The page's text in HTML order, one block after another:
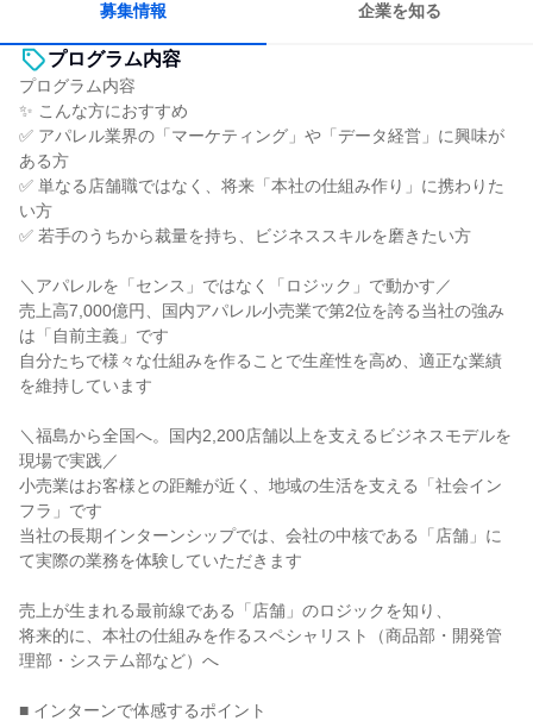
募集情報 企業を知る
プログラム内容
プログラム内容
✨ こんな方におすすめ
✅ アパレル業界の「マーケティング」や「データ経営」に興味が
ある方
✅ 単なる店舗職ではなく、将来「本社の仕組み作り」に携わりた
い方
✅ 若手のうちから裁量を持ち、ビジネススキルを磨きたい方
＼アパレルを「センス」ではなく「ロジック」で動かす／
売上高7,000億円、国内アパレル小売業で第2位を誇る当社の強み
は「自前主義」です
自分たちで様々な仕組みを作ることで生産性を高め、適正な業績
を維持しています
＼福島から全国へ。国内2,200店舗以上を支えるビジネスモデルを
現場で実践／
小売業はお客様との距離が近く、地域の生活を支える「社会イン
フラ」です
当社の長期インターンシップでは、会社の中核である「店舗」に
て実際の業務を体験していただきます
売上が生まれる最前線である「店舗」のロジックを知り、
将来的に、本社の仕組みを作るスペシャリスト（商品部・開発管
理部・システム部など）へ
■ インターンで体感するポイント